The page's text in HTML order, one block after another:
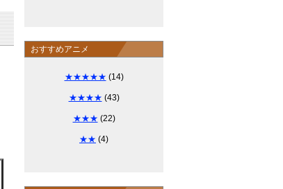
おすすめアニメ
★★★★★ (14)
★★★★ (43)
★★★ (22)
★★ (4)